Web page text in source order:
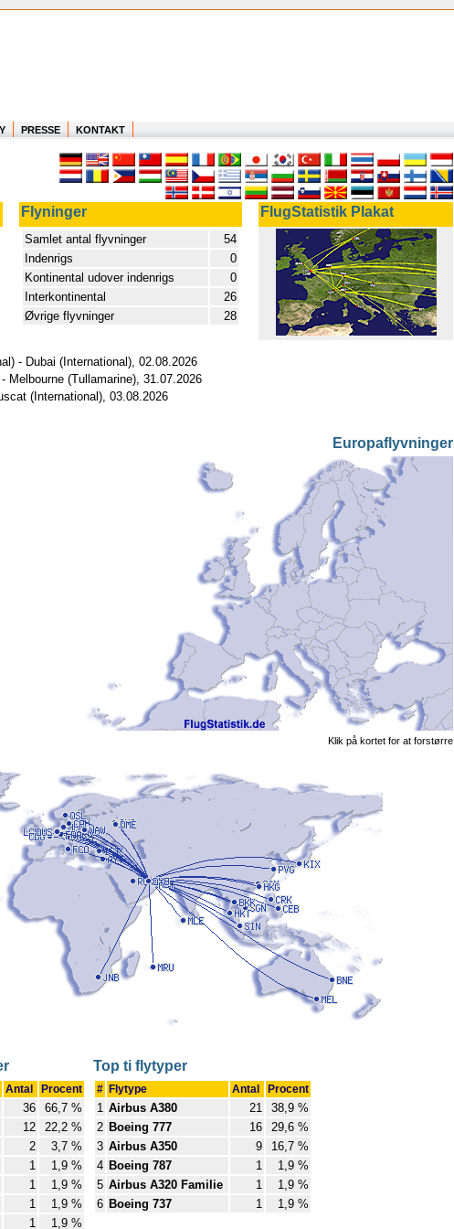
PRESSE KONTAKT
Flyninger FlugStatistik Plakat
Samlet antal flyvninger
54
Indenrigs
0
Kontinental udover indenrigs
0
Interkontinental
26
Øvrige flyvninger
28
- Dubai (International), 02.08.2026
Melbourne (Tullamarine), 31.07.2026
(International), 03.08.2026
Europaflyvninger
Klik på kortet for at forstørre
Antal Procent
36
66,7 %
12
22,2 %
2
3,7 %
1
1,9 %
1
1,9 %
1
1,9 %
1 1,9 %
Top ti flytyper
# Flytype Antal Procent
1 Airbus A380 21
38,9 %
2 Boeing 777 16
29,6 %
3 Airbus A350 9
16,7 %
4 Boeing 787 1
1,9 %
5 Airbus A320 Familie 1
1,9 %
6 Boeing 737 1 1,9 %